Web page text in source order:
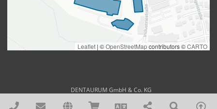
DENTAURUM GmbH & Co. KG